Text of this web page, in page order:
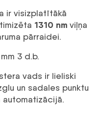
ir visizplatītākā
1310 nm viļņa
pārraidei.
3 d.b.
vads ir lieliski
un sadales punktu
automatizācijā.